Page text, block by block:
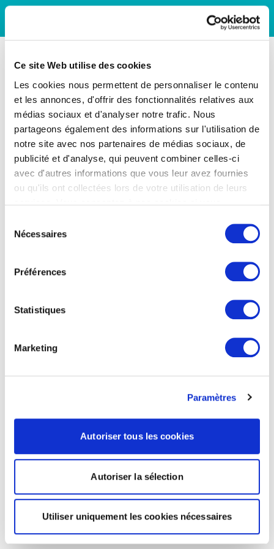
Ce site Web utilise des cookies
Les cookies nous permettent de personnaliser le contenu
et les annonces, d'offrir des fonctionnalités relatives aux
médias sociaux et d'analyser notre trafic. Nous
partageons également des informations sur l'utilisation de
notre site avec nos partenaires de médias sociaux, de
publicité et d'analyse, qui peuvent combiner celles-ci
avec d'autres informations que vous leur avez fournies
ou qu'ils ont collectées lors de votre utilisation de leurs
Nécessaires
Préférences
Statistiques
Marketing
Paramètres
Autoriser tous les cookies
Autoriser la sélection
Utiliser uniquement les cookies nécessaires